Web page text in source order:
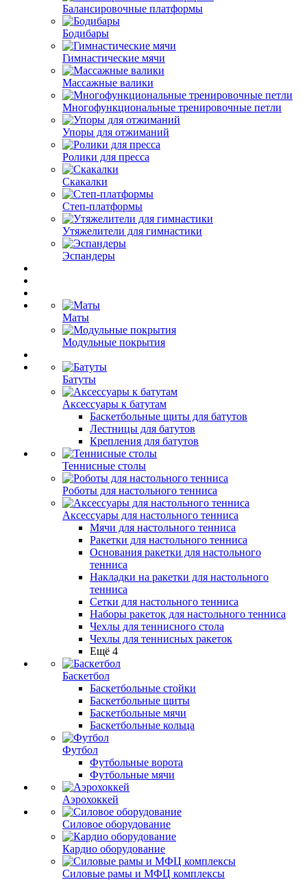
Балансировочные платформы
Бодибары
Гимнастические мячи
Массажные валики
Многофункциональные тренировочные петли
Упоры для отжиманий
Ролики для пресса
Скакалки
Степ-платформы
Утяжелители для гимнастики
Эспандеры
Маты
Модульные покрытия
Батуты
Аксессуары к батутам
Баскетбольные щиты для батутов
Лестницы для батутов
Крепления для батутов
Теннисные столы
Роботы для настольного тенниса
Аксессуары для настольного тенниса
Мячи для настольного тенниса
Ракетки для настольного тенниса
Основания ракетки для настольного
тенниса
Накладки на ракетки для настольного
тенниса
Сетки для настольного тенниса
Наборы ракеток для настольного тенниса
Чехлы для теннисного стола
Чехлы для теннисных ракеток
Ещё 4
Баскетбол
Баскетбольные стойки
Баскетбольные щиты
Баскетбольные мячи
Баскетбольные кольца
Футбол
Футбольные ворота
Футбольные мячи
Аэрохоккей
Силовое оборудование
Кардио оборудование
Силовые рамы и МФЦ комплексы